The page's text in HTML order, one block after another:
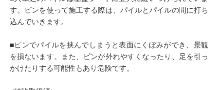
す。ピンを使って施工する際は、パイルとパイルの間に打ち
込んでいきます。
■ピンでパイルを挟んでしまうと表面にくぼみができ、景観
を損ないます。また、ピンが外れやすくなったり、足を引っ
かけたりする可能性もあり危険です。